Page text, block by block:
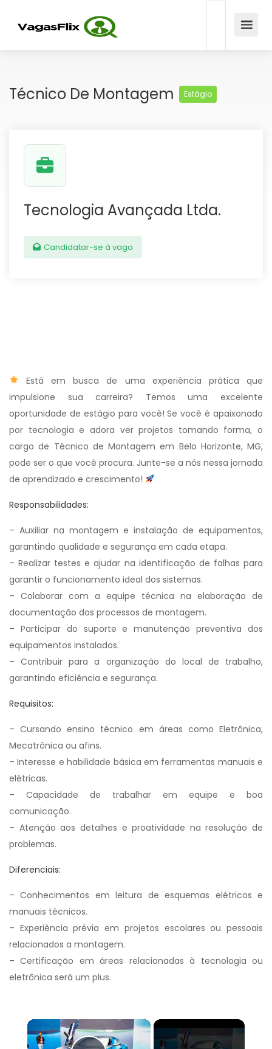
Técnico De Montagem Estágio
Tecnologia Avançada Ltda.
Candidatar-se à vaga
Está em busca de uma experiência prática que
impulsione sua carreira? Temos uma excelente
oportunidade de estágio para você! Se você é apaixonado
por tecnologia e adora ver projetos tomando forma, o
cargo de Técnico de Montagem em Belo Horizonte, MG,
pode ser o que você procura. Junte-se a nós nessa jornada
de aprendizado e crescimento!
Responsabilidades:
– Auxiliar na montagem e instalação de equipamentos,
garantindo qualidade e segurança em cada etapa.
– Realizar testes e ajudar na identificação de falhas para
garantir o funcionamento ideal dos sistemas.
– Colaborar com a equipe técnica na elaboração de
documentação dos processos de montagem.
– Participar do suporte e manutenção preventiva dos
equipamentos instalados.
– Contribuir para a organização do local de trabalho,
garantindo eficiência e segurança.
Requisitos:
– Cursando ensino técnico em áreas como Eletrônica,
Mecatrônica ou afins.
– Interesse e habilidade básica em ferramentas manuais e
elétricas.
– Capacidade de trabalhar em equipe e boa
comunicação.
– Atenção aos detalhes e proatividade na resolução de
problemas.
Diferenciais:
– Conhecimentos em leitura de esquemas elétricos e
manuais técnicos.
– Experiência prévia em projetos escolares ou pessoais
relacionados a montagem.
– Certificação em áreas relacionadas à tecnologia ou
eletrônica será um plus.
×